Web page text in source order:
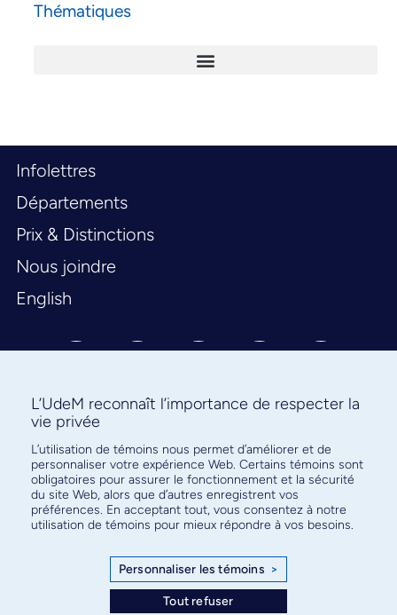
Thématiques
Infolettres
Départements
Prix & Distinctions
Nous joindre
English
Abonnez-vous à notre infolettre
pour connaître l’actualité facultaire
L’UdeM reconnaît l’importance de respecter la
vie privée
L’utilisation de témoins nous permet d’améliorer et de
personnaliser votre expérience Web. Certains témoins sont
obligatoires pour assurer le fonctionnement et la sécurité
du site Web, alors que d’autres enregistrent vos
préférences. En acceptant tout, vous consentez à notre
utilisation de témoins pour mieux répondre à vos besoins.
Personnaliser les témoins >
Tout refuser